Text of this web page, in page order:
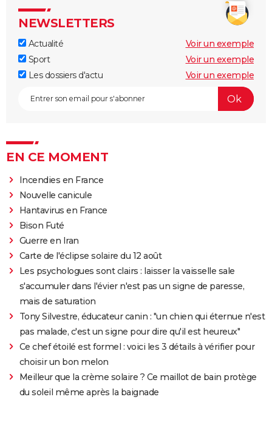
NEWSLETTERS
Actualité
Voir un exemple
Sport
Voir un exemple
Les dossiers d'actu
Voir un exemple
EN CE MOMENT
Incendies en France
Nouvelle canicule
Hantavirus en France
Bison Futé
Guerre en Iran
Carte de l'éclipse solaire du 12 août
Les psychologues sont clairs : laisser la vaisselle sale
s'accumuler dans l'évier n'est pas un signe de paresse,
mais de saturation
Tony Silvestre, éducateur canin : "un chien qui éternue n'est
pas malade, c'est un signe pour dire qu'il est heureux"
Ce chef étoilé est formel : voici les 3 détails à vérifier pour
choisir un bon melon
Meilleur que la crème solaire ? Ce maillot de bain protège
du soleil même après la baignade